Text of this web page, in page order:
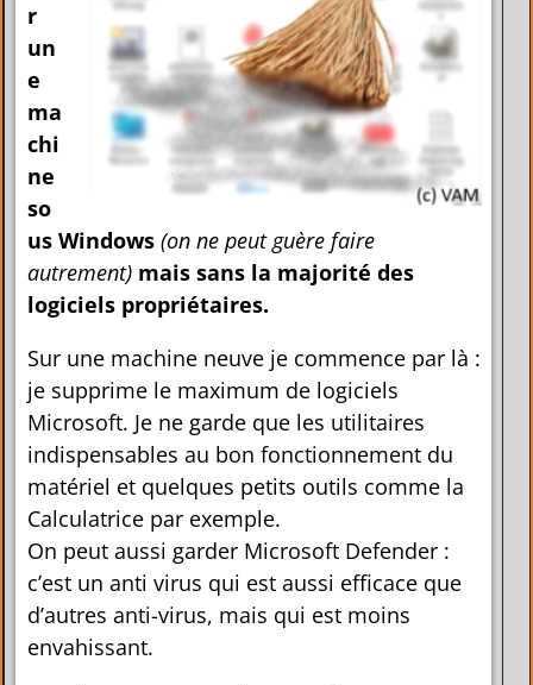
r
un
e
ma
chi
ne
so
us Windows (on ne peut guère faire
autrement)mais sans la majorité des
logiciels propriétaires.
Sur une machine neuve je commence par là :
je supprime le maximum de logiciels
Microsoft. Je ne garde que les utilitaires
indispensables au bon fonctionnement du
matériel et quelques petits outils comme la
Calculatrice par exemple.
On peut aussi garder Microsoft Defender :
c’est un anti virus qui est aussi efficace que
d’autres anti-virus, mais qui est moins
envahissant.